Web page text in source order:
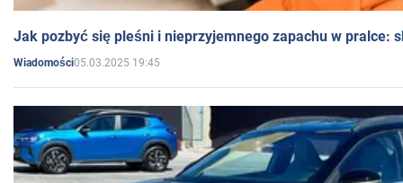
Jak pozbyć się pleśni i nieprzyjemnego zapachu w pralce:
Wiadomości05.03.2025 19:45